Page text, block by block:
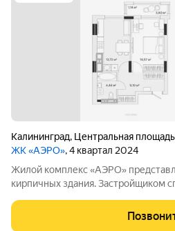
Калининград, Центральная площадь
ЖК «АЭРО», 4 квартал 2024
Жилой комплекс «АЭРО»
кирпичных здания. Застройщиком
отделка. Благоустройство
концепцией двор без машин